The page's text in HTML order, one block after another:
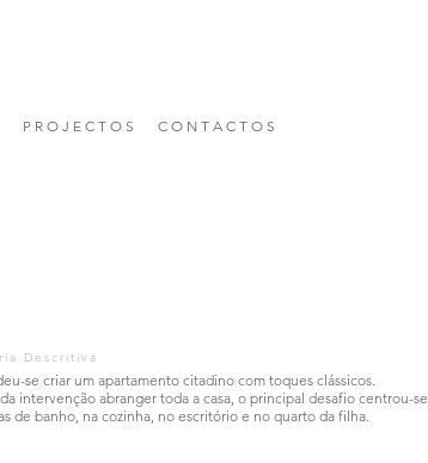
P R O J E C T O S C O N T A C T O S
se criar um apartamento citadino com toques clássicos.
intervenção abranger toda a casa, o principal desafio centrou-se
de banho, na cozinha, no escritório e no quarto da filha.
Descritiva